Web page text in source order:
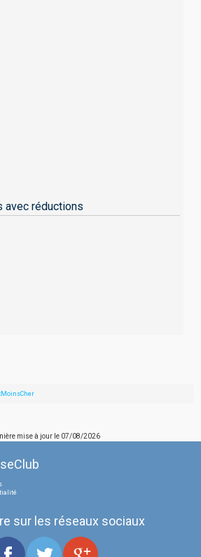
avec réductions
mise à jour le 07/08/2026
sur les réseaux sociaux